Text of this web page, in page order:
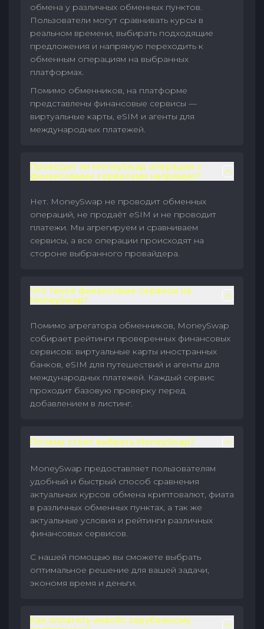
обмена у различных обменных пунктов.
Пользователи могут сравнивать курсы в
реальном времени, выбирать подходящие
предложения и напрямую переходить к
обменным операциям на выбранных
платформах.
Помимо обменников, на платформе
представлены финансовые сервисы —
виртуальные карты, eSIM и агенты для
международных платежей.
Проводит ли MoneySwap операции с
финансовыми сервисами напрямую?
Нет. MoneySwap не проводит обменных
операций, не продаёт eSIM и не проводит
платежи. Мы агрегируем и сравниваем
сервисы, а все операции происходят на
стороне выбранного провайдера.
Что такое финансовые сервисы на
MoneySwap?
Помимо агрегатора обменников, MoneySwap
собирает рейтинги проверенных финансовых
сервисов: виртуальные карты иностранных
банков, eSIM для путешествий и агенты для
международных платежей. Каждый сервис
проходит базовую проверку перед
добавлением в листинг.
Почему стоит выбрать MoneySwap?
MoneySwap предоставляет пользователям
удобный и быстрый способ сравнения
актуальных курсов обмена криптовалют, фиата
в различных обменных пунктах, а так же
актуальные условия и рейтинги различных
финансовых сервисов.
С нашей помощью вы сможете выбрать
оптимальное решение для вашей задачи,
экономя время и деньги.
Как оплатить инвойс зарубежному